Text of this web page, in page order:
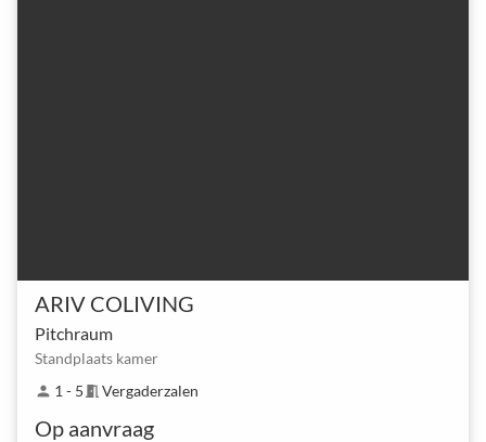
ARIV COLIVING
Pitchraum
Standplaats kamer
person 1 - 5 meeting_room Vergaderzalen
Op aanvraag